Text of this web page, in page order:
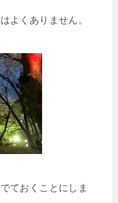
よくありません。
ておくことにしま